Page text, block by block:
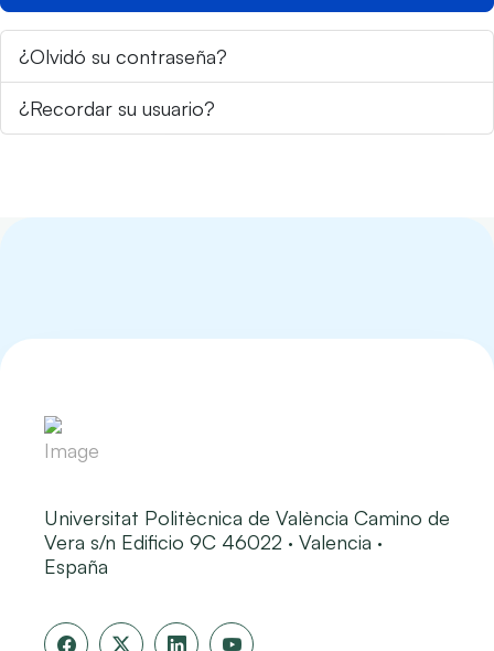
¿Olvidó su contraseña?
¿Recordar su usuario?
Universitat Politècnica de València Camino de
Vera s/n Edificio 9C 46022 · Valencia ·
España